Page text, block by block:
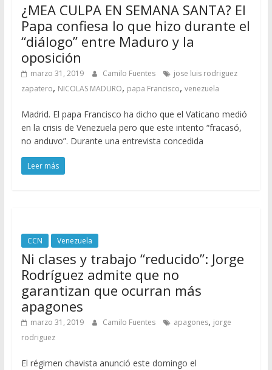
¿MEA CULPA EN SEMANA SANTA? El
Papa confiesa lo que hizo durante el
“diálogo” entre Maduro y la
oposición
marzo 31, 2019 Camilo Fuentes
jose luis rodriguez
zapatero, NICOLAS MADURO, papa Francisco, venezuela
Madrid. El papa Francisco ha dicho que el Vaticano medió
en la crisis de Venezuela pero que este intento “fracasó,
no anduvo”. Durante una entrevista concedida
Leer más
CCN Venezuela
Ni clases y trabajo “reducido”: Jorge
Rodríguez admite que no
garantizan que ocurran más
apagones
marzo 31, 2019 Camilo Fuentes apagones, jorge
rodriguez
El régimen chavista anunció este domingo el